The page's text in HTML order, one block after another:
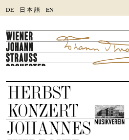
DE 日 本語 EN